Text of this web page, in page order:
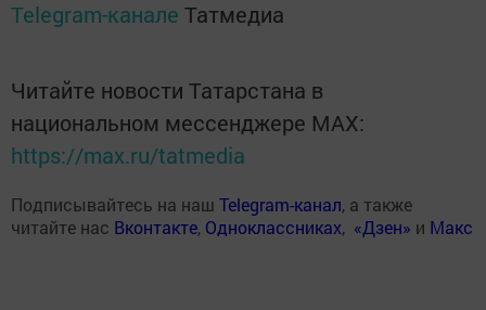
Telegram-канале Татмедиа
Читайте новости Татарстана в
национальном мессенджере MАХ:
https://max.ru/tatmedia
Подписывайтесь на наш Telegram-канал, а также
читайте нас Вконтакте, Одноклассниках, «Дзен» и Макс